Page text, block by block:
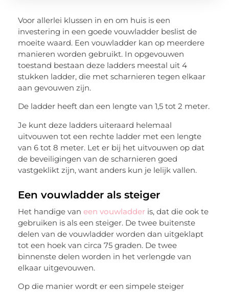
Voor allerlei klussen in en om huis is een
investering in een goede vouwladder beslist de
moeite waard. Een vouwladder kan op meerdere
manieren worden gebruikt. In opgevouwen
toestand bestaan deze ladders meestal uit 4
stukken ladder, die met scharnieren tegen elkaar
aan gevouwen zijn.
De ladder heeft dan een lengte van 1,5 tot 2 meter.
Je kunt deze ladders uiteraard helemaal
uitvouwen tot een rechte ladder met een lengte
van 6 tot 8 meter. Let er bij het uitvouwen op dat
de beveiligingen van de scharnieren goed
vastgeklikt zijn, want anders kun je lelijk vallen.
Een vouwladder als steiger
Het handige vaneen vouwladder is, dat die ook te
gebruiken is als een steiger. De twee buitenste
delen van de vouwladder worden dan uitgeklapt
tot een hoek van circa 75 graden. De twee
binnenste delen worden in het verlengde van
elkaar uitgevouwen.
Op die manier wordt er een simpele steiger